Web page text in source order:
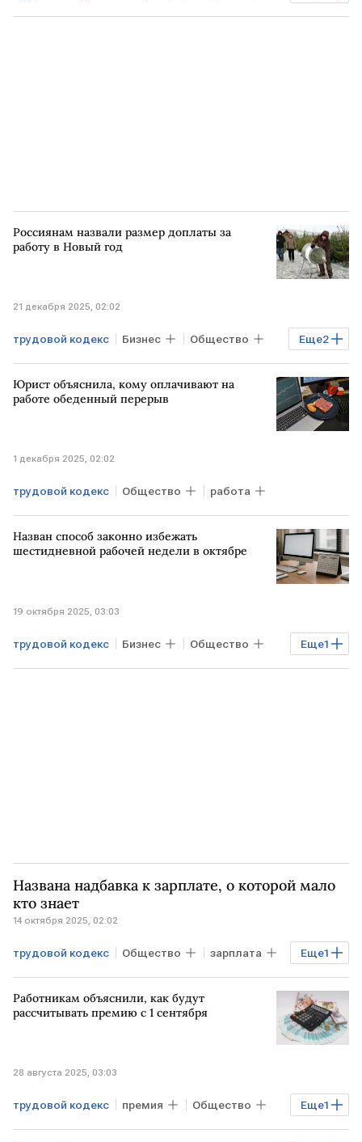
летний отпуск
Россиянам назвали размер доплаты за
работу в Новый год
21 декабря 2025, 02:02
Еще2
трудовой кодекс Бизнес Общество
РФ Новый год
Юрист объяснила, кому оплачивают на
работе обеденный перерыв
1 декабря 2025, 02:02
трудовой кодекс Общество работа
Назван способ законно избежать
шестидневной рабочей недели в октябре
19 октября 2025, 03:03
Еще1
трудовой кодекс Бизнес Общество
календарь
Названа надбавка к зарплате, о которой мало
кто знает
14 октября 2025, 02:02
Еще1
трудовой кодекс Общество зарплата
рынок труда
Работникам объяснили, как будут
рассчитывать премию с 1 сентября
28 августа 2025, 03:03
Еще1
трудовой кодекс премия Общество
юрист